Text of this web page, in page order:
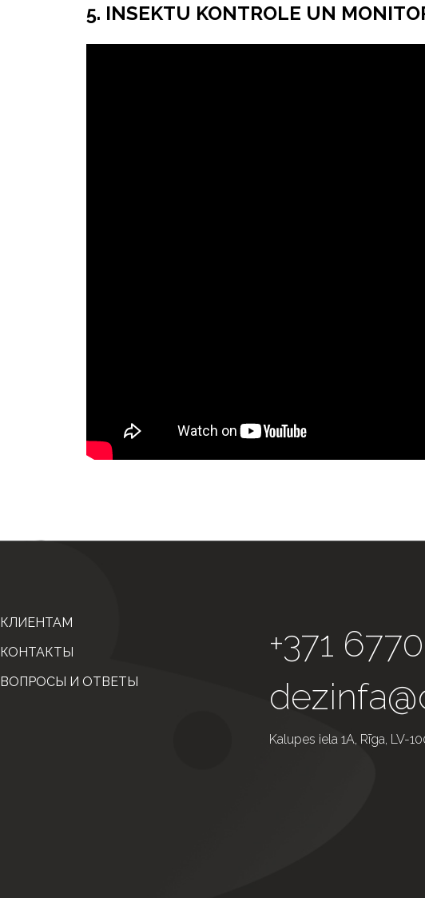
5. INSEKTU KONTROLE UN
+371
Kalupes iela 1A, Rīga, LV-
КЛИЕНТАМ
КОНТАКТЫ
ВОПРОСЫ И ОТВЕТЫ